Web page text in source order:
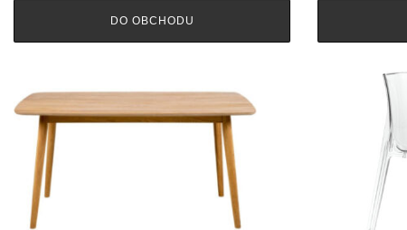
DO OBCHODU